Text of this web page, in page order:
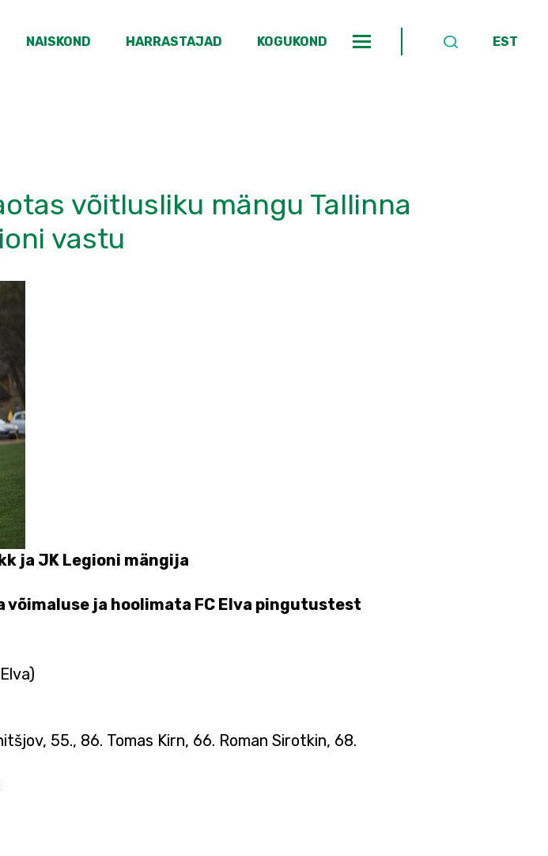
NAISKOND HARRASTAJAD KOGUKOND EST
võitlusliku mängu Tallinna
vastu
ja JK Legioni mängija
võimaluse ja hoolimata FC Elva pingutustest
55., 86. Tomas Kirn, 66. Roman Sirotkin, 68.